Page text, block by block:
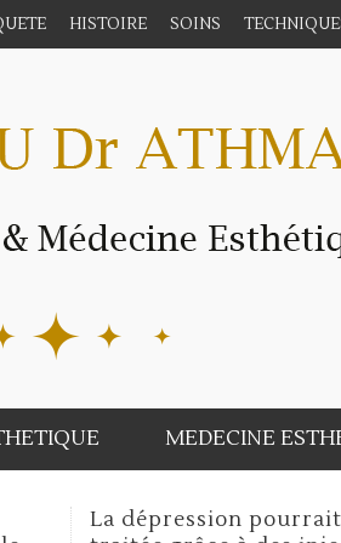
HISTOIRE SOINS
MEDECINE
être
Prothèses